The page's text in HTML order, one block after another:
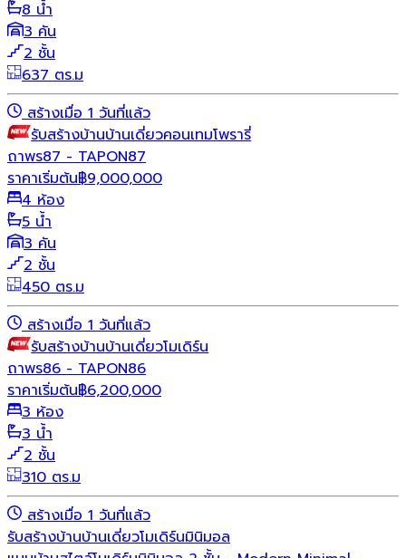
8 น้ำ
3 คัน
2 ชั้น
637 ตร.ม
สร้างเมื่อ 1 วันที่แล้ว
รับสร้างบ้านบ้านเดี่ยวคอนเทมโพรารี่
ถาพร87 - TAPON87
ราคาเริ่มต้น฿9,000,000
4 ห้อง
5 น้ำ
3 คัน
2 ชั้น
450 ตร.ม
สร้างเมื่อ 1 วันที่แล้ว
รับสร้างบ้านบ้านเดี่ยวโมเดิร์น
ถาพร86 - TAPON86
ราคาเริ่มต้น฿6,200,000
3 ห้อง
3 น้ำ
2 ชั้น
310 ตร.ม
สร้างเมื่อ 1 วันที่แล้ว
รับสร้างบ้านบ้านเดี่ยวโมเดิร์นมินิมอล